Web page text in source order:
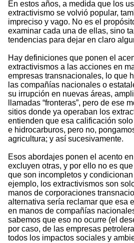
En estos años, a medida que los
extractivismo se volvió popular,
impreciso y vago. No es el
examinar cada una de ellas, sino
tendencias para dejar en claro
Hay definiciones que ponen el
extractivismos a las acciones en
empresas transnacionales, lo que
las compañías nacionales o
su irrupción en nuevas áreas,
llamadas “fronteras”, pero de ese
sitios donde ya operaban los
entienden que esa calificación
e hidrocarburos, pero no,
agricultura; y así sucesivamente.
Esos abordajes ponen el acento
excluyen otras, y por ello no es
que son incompletos y
ejemplo, los extractivismos son
manos de corporaciones
alternativa sería reclamar que esa
en manos de compañías
sabemos que eso no ocurre (el
por caso, de las empresas
todos los impactos sociales y